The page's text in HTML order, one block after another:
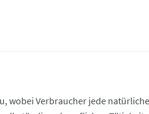
Verbraucher jede